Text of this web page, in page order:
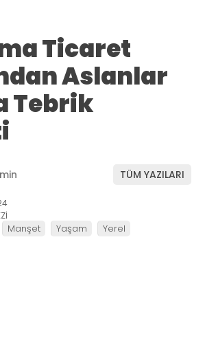
Ticaret
Aslanlar
Tebrik
TÜM YAZILARI
Manşet Yaşam Yerel